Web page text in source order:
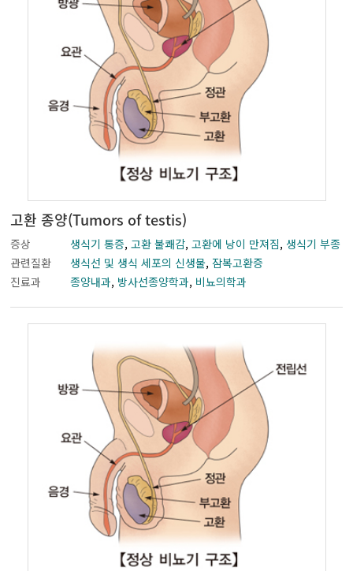
부인암
비뇨기암
식도암
안암
유방암
폐암
피부암
혈액암
고환 종양(Tumors of testis)
증상 생식기 통증,고환 불쾌감,고환에 낭이 만져짐, 생식기 부종
관련질환
생식선 및 생식 세포의 신생물,잠복고환증
진료과
종양내과, 방사선종양학과, 비뇨의학과